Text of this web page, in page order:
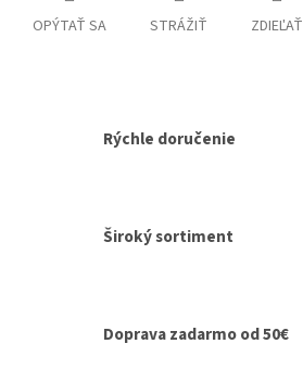
OPÝTAŤ SA STRÁŽIŤ ZDIEĽAŤ
Rýchle doručenie
Široký sortiment
Doprava zadarmo od 50€